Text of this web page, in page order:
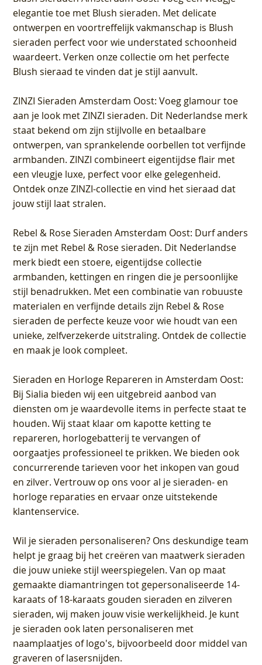
elegantie toe met Blush sieraden. Met delicate
ontwerpen en voortreffelijk vakmanschap is Blush
sieraden perfect voor wie understated schoonheid
waardeert. Verken onze collectie om het perfecte
Blush sieraad te vinden dat je stijl aanvult.
ZINZI Sieraden Amsterdam Oost: Voeg glamour toe
aan je look met ZINZI sieraden. Dit Nederlandse merk
staat bekend om zijn stijlvolle en betaalbare
ontwerpen, van sprankelende oorbellen tot verfijnde
armbanden. ZINZI combineert eigentijdse flair met
een vleugje luxe, perfect voor elke gelegenheid.
Ontdek onze ZINZI-collectie en vind het sieraad dat
jouw stijl laat stralen.
Rebel & Rose Sieraden Amsterdam Oost: Durf anders
te zijn met Rebel & Rose sieraden. Dit Nederlandse
merk biedt een stoere, eigentijdse collectie
armbanden, kettingen en ringen die je persoonlijke
stijl benadrukken. Met een combinatie van robuuste
materialen en verfijnde details zijn Rebel & Rose
sieraden de perfecte keuze voor wie houdt van een
unieke, zelfverzekerde uitstraling. Ontdek de collectie
en maak je look compleet.
Sieraden en Horloge Repareren in Amsterdam Oost:
Bij Sialia bieden wij een uitgebreid aanbod van
diensten om je waardevolle items in perfecte staat te
houden. Wij staat klaar om kapotte ketting te
repareren, horlogebatterij te vervangen of
oorgaatjes professioneel te prikken. We bieden ook
concurrerende tarieven voor het inkopen van goud
en zilver. Vertrouw op ons voor al je sieraden- en
horloge reparaties en ervaar onze uitstekende
klantenservice.
Wil je sieraden personaliseren? Ons deskundige team
helpt je graag bij het creëren van maatwerk sieraden
die jouw unieke stijl weerspiegelen. Van op maat
gemaakte diamantringen tot gepersonaliseerde 14-
karaats of 18-karaats gouden sieraden en zilveren
sieraden, wij maken jouw visie werkelijkheid. Je kunt
je sieraden ook laten personaliseren met
naamplaatjes of logo's, bijvoorbeeld door middel van
graveren of lasersnijden.